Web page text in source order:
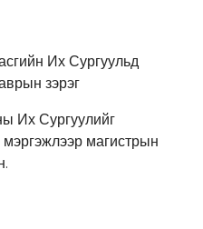
Их Сургуульд
зэрэг
Их Сургуулийг
магистрын